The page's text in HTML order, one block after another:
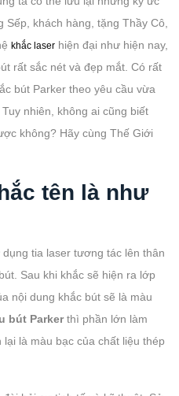
khách hàng, tặng Thầy Cô,
khắc laser hiện đại như hiện nay,
rất sắc nét và đẹp mắt. Có rất
bút Parker theo yêu cầu vừa
nhiên, không ai cũng biết
không? Hãy cùng Thế Giới
tên là như
tia laser tương tác lên thân
Sau khi khắc sẽ hiện ra lớp
nội dung khắc bút sẽ là màu
bút Parkerthì phần lớn làm
là màu bạc của chất liệu thép